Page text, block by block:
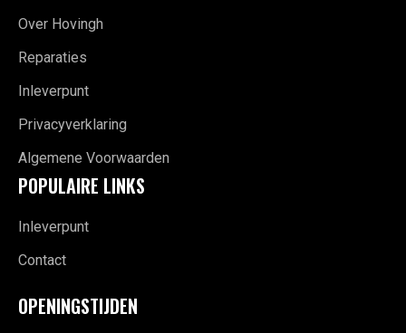
Over Hovingh
Reparaties
Inleverpunt
Privacyverklaring
Algemene Voorwaarden
POPULAIRE LINKS
Inleverpunt
Contact
OPENINGSTIJDEN